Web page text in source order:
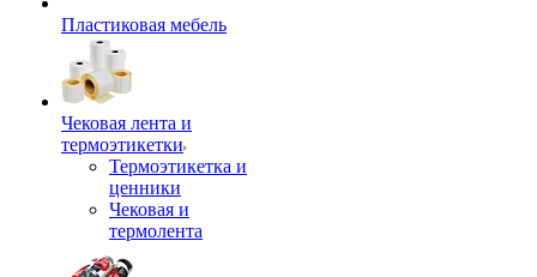
Пластиковая мебель
Чековая лента и
термоэтикетки
Термоэтикетка и
ценники
Чековая и
термолента